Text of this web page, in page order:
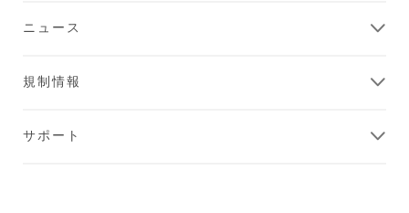
ニュース
規制情報
サポート